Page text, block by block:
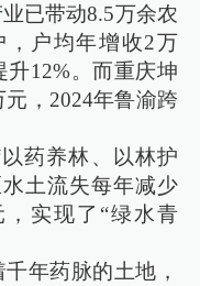
已带动8.5万余农
，户均年增收2万
12%。而重庆坤
，2024年鲁渝跨
药养林、以林护
土流失每年减少
实现了“绿水青
年药脉的土地，